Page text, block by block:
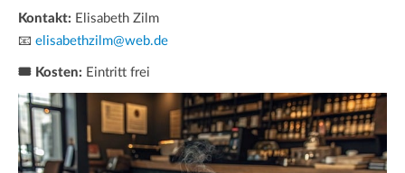
Kontakt: Elisabeth Zilm
📧 elisabethzilm@web.de
🎟️ Kosten: Eintritt frei